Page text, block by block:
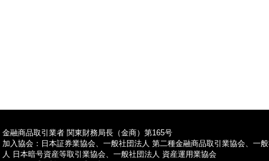
金融商品取引業者 関東財務局長（金商）第165号
加入協会：日本証券業協会、一般社団法人 第二種金融商品取引業協会、一
人 日本暗号資産等取引業協会、一般社団法人 資産運用業協会